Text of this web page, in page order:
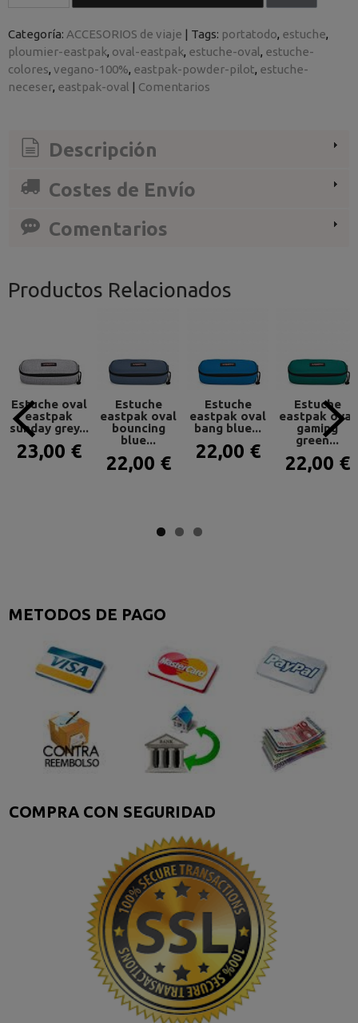
METODOS DE PAGO
COMPRA CON SEGURIDAD
Categoría: ACCESORIOS de viaje | Tags: portatodo estuche
ploumier-eastpak oval-eastpak estuche-oval
estuche-
colores vegano-100% eastpak-powder-pilot estuche-
neceser eastpak-oval | Comentarios
Descripción
Costes de Envío
Comentarios
Productos Relacionados
Estuche oval
eastpak
sunday grey...
23,00 €
Estuche
eastpak oval
bouncing
blue...
22,00 €
Estuche
eastpak oval
bang blue...
22,00 €
Estuche
eastpak oval
gaming
green...
22,00 €